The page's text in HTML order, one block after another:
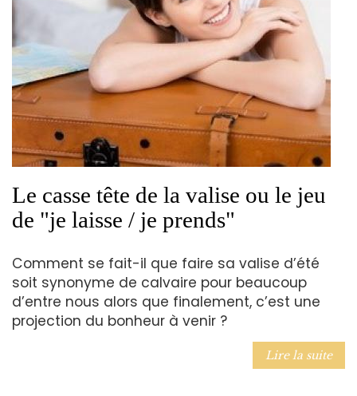
Le casse tête de la valise ou le jeu
de "je laisse / je prends"
Comment se fait-il que faire sa valise d’été
soit synonyme de calvaire pour beaucoup
d’entre nous alors que finalement, c’est une
projection du bonheur à venir ?
Lire la suite